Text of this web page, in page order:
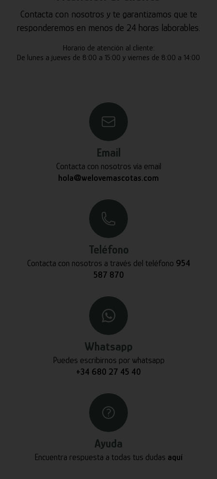
Contacta con nosotros y te garantizamos que te
responderemos en menos de 24 horas laborables.
Horario de atención al cliente:
De lunes a jueves de 8:00 a 15:00 y viernes de 8:00 a 14:00
Email
Contacta con nosotros vía email
hola@welovemascotas.com
Teléfono
Contacta con nosotros a través del teléfono 954
587 870
Whatsapp
Puedes escribirnos por whatsapp
+34 680 27 45 40
Ayuda
Encuentra respuesta a todas tus dudas aquí